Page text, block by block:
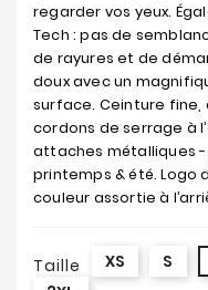
regarder vos yeux.
Tech : pas de
de rayures et de
doux avec un
surface. Ceinture
cordons de serrage à
attaches métalliques
printemps & été. Logo
couleur assortie à
Taille XS S